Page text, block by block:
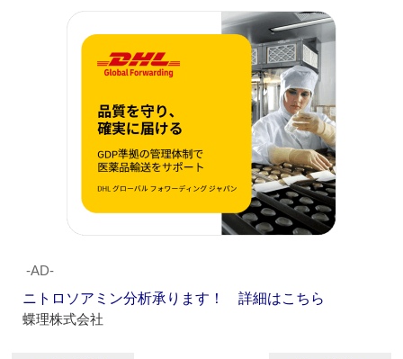
‐AD‐
ニトロソアミン分析承ります！ 詳細はこちら
蝶理株式会社